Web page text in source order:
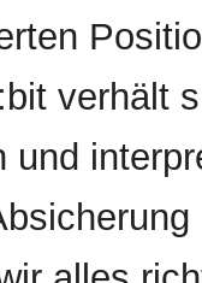
verhält
und